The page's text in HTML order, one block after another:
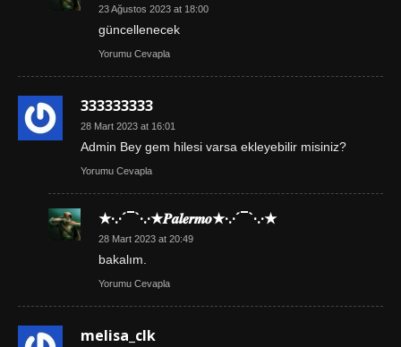
23 Ağustos 2023 at 18:00
güncellenecek
Yorumu Cevapla
333333333
28 Mart 2023 at 16:01
Admin Bey gem hilesi varsa ekleyebilir misiniz?
Yorumu Cevapla
★·.·´¯`·.·★𝑷𝒂𝒍𝒆𝒓𝒎𝒐★·.·´¯`·.·★
28 Mart 2023 at 20:49
bakalım.
Yorumu Cevapla
melisa_clk